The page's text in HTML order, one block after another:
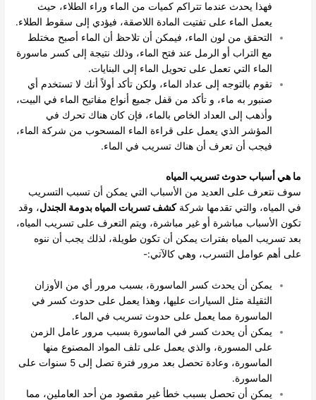
فهذا يحدث عندما تتراكم كميات من الماء وراء الطلاء، حيث
يعمل الماء على تفتيت المادة اللاصقة، فيؤدي إلى سقوط الطلاء.
التحقق من لون الماء، فيمكن أن تلاحظ أن الماء أصبح مختلط
مع التراب أو الرمل عند فتح الماء، وذلك نتيجة إلى كسر ماسورة
الماء التي تعمل على تحويل الماء إلى البنايات.
تقوم بالتوجه إلى عداد الماء، ولكن تأكد أولاً أنك لا تستخدم أي
صنبور به ماء، و تأكد من قفل جميع أنواع مفاتيح الماء في البيت،
وأذهب إلى العداد الخاص بالماء، فإن كان هناك تحرك في
المؤشر الذي يعمل على قراءة الماء المسحوب من شركة الماء،
فيجب أن تعرف أن هناك تسريب في الماء.
ما هي أسباب حدوث تسريب المياه
سوف نتعرف على العديد من الأسباب التي يمكن أن تسبب التسريب
في المياه، والتي تقدمها شركةكشف تسربات المياه بدومة الجندل، وقد
تكون الأسباب مباشرة أو غير مباشرة، ويتم التعرف على تسريب المياه،
بعد تسريب المياه بفترات يمكن أن تكون طويلة، لذلك يجب أن ننوه
على أهم عوامل التسرب، وهي كالآتي:-
يمكن أن يحدث كسر الماسورة، بسبب مرور أي من الأوزان
الثقيلة مثل السيارات عليها، وهذا يعمل على حدوث كسر في
الماسورة مما يعمل على حدوث تسريب في الماء.
يمكن أن يحدث كسر في الماسورة بسبب مرور عامل الزمن
على المسورة، والذي يعمل على تلف المواد المصنوع منها
الماسورة، وعادة تحصل بعد مرور فترة تصل إلى 5 سنوات على
الماسورة.
يمكن أن تحصل بسبب خطأ غير مقصود من أحد العاملين، مما